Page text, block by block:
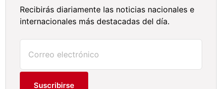
Recibirás diariamente las noticias nacionales e
internacionales más destacadas del día.
Suscribirse